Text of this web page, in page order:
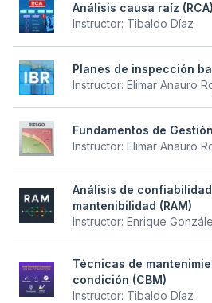
Análisis causa raíz (RCA)
Instructor: Tibaldo Díaz
Planes de inspección
Instructor: Elimar Anauro
Fundamentos de
Instructor: Elimar Anauro
Análisis de
mantenibilidad (RAM)
Instructor: Enrique
Técnicas de
condición (CBM)
Instructor: Tibaldo Díaz